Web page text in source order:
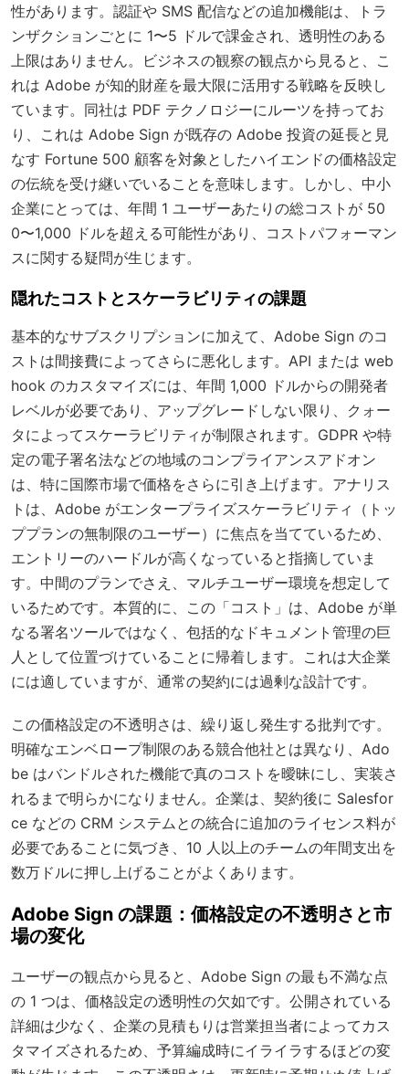
性があります。認証や SMS 配信などの追加機能は、トラ
ンザクションごとに 1〜5 ドルで課金され、透明性のある
上限はありません。ビジネスの観察の観点から見ると、こ
れは Adobe が知的財産を最大限に活用する戦略を反映し
ています。同社は PDF テクノロジーにルーツを持ってお
り、これは Adobe Sign が既存の Adobe 投資の延長と見
なす Fortune 500 顧客を対象としたハイエンドの価格設定
の伝統を受け継いでいることを意味します。しかし、中小
企業にとっては、年間 1 ユーザーあたりの総コストが 50
0〜1,000 ドルを超える可能性があり、コストパフォーマン
スに関する疑問が生じます。
隠れたコストとスケーラビリティの課題
基本的なサブスクリプションに加えて、Adobe Sign のコ
ストは間接費によってさらに悪化します。API または web
hook のカスタマイズには、年間 1,000 ドルからの開発者
レベルが必要であり、アップグレードしない限り、クォー
タによってスケーラビリティが制限されます。GDPR や特
定の電子署名法などの地域のコンプライアンスアドオン
は、特に国際市場で価格をさらに引き上げます。アナリス
トは、Adobe がエンタープライズスケーラビリティ（トッ
ププランの無制限のユーザー）に焦点を当てているため、
エントリーのハードルが高くなっていると指摘していま
す。中間のプランでさえ、マルチユーザー環境を想定して
いるためです。本質的に、この「コスト」は、Adobe が単
なる署名ツールではなく、包括的なドキュメント管理の巨
人として位置づけていることに帰着します。これは大企業
には適していますが、通常の契約には過剰な設計です。
この価格設定の不透明さは、繰り返し発生する批判です。
明確なエンベロープ制限のある競合他社とは異なり、Ado
be はバンドルされた機能で真のコストを曖昧にし、実装さ
れるまで明らかになりません。企業は、契約後に Salesfor
ce などの CRM システムとの統合に追加のライセンス料が
必要であることに気づき、10 人以上のチームの年間支出を
数万ドルに押し上げることがよくあります。
Adobe Sign の課題：価格設定の不透明さと市
場の変化
ユーザーの観点から見ると、Adobe Sign の最も不満な点
の 1 つは、価格設定の透明性の欠如です。公開されている
詳細は少なく、企業の見積もりは営業担当者によってカス
タマイズされるため、予算編成時にイライラするほどの変